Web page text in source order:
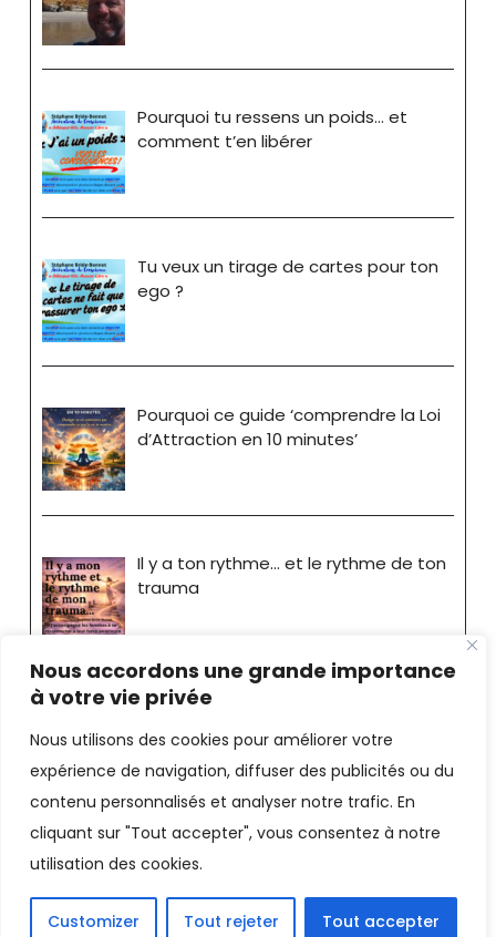
Nous accordons une grande importance
à votre vie privée
Nous utilisons des cookies pour améliorer votre
expérience de navigation, diffuser des publicités ou du
contenu personnalisés et analyser notre trafic. En
cliquant sur "Tout accepter", vous consentez à notre
utilisation des cookies.
Customizer Tout rejeter Tout accepter
Pourquoi tu ressens un poids… et
comment t’en libérer
Tu veux un tirage de cartes pour ton
ego ?
Pourquoi ce guide ‘comprendre la Loi
d’Attraction en 10 minutes’
Il y a ton rythme… et le rythme de ton
trauma
Stéphane Bride-Bonnot
Consultant - Coach |Mentions